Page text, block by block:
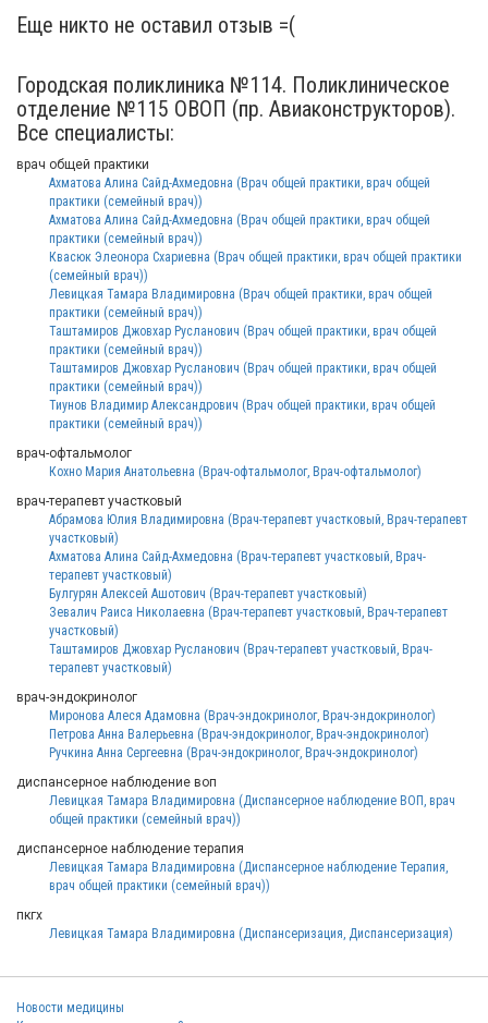
Еще никто не оставил отзыв =(
Городская поликлиника №114. Поликлиническое
отделение №115 ОВОП (пр. Авиаконструкторов).
Все специалисты:
врач общей практики
Ахматова Алина Сайд-Ахмедовна (Врач общей практики, врач общей
практики (семейный врач))
Ахматова Алина Сайд-Ахмедовна (Врач общей практики, врач общей
практики (семейный врач))
Квасюк Элеонора Схариевна (Врач общей практики, врач общей практики
(семейный врач))
Левицкая Тамара Владимировна (Врач общей практики, врач общей
практики (семейный врач))
Таштамиров Джовхар Русланович (Врач общей практики, врач общей
практики (семейный врач))
Таштамиров Джовхар Русланович (Врач общей практики, врач общей
практики (семейный врач))
Тиунов Владимир Александрович (Врач общей практики, врач общей
практики (семейный врач))
врач-офтальмолог
Кохно Мария Анатольевна (Врач-офтальмолог, Врач-офтальмолог)
врач-терапевт участковый
Абрамова Юлия Владимировна (Врач-терапевт участковый, Врач-терапевт
участковый)
Ахматова Алина Сайд-Ахмедовна (Врач-терапевт участковый, Врач-
терапевт участковый)
Булгурян Алексей Ашотович (Врач-терапевт участковый)
Зевалич Раиса Николаевна (Врач-терапевт участковый, Врач-терапевт
участковый)
Таштамиров Джовхар Русланович (Врач-терапевт участковый, Врач-
терапевт участковый)
врач-эндокринолог
Миронова Алеся Адамовна (Врач-эндокринолог, Врач-эндокринолог)
Петрова Анна Валерьевна (Врач-эндокринолог, Врач-эндокринолог)
Ручкина Анна Сергеевна (Врач-эндокринолог, Врач-эндокринолог)
диспансерное наблюдение воп
Левицкая Тамара Владимировна (Диспансерное наблюдение ВОП, врач
общей практики (семейный врач))
диспансерное наблюдение терапия
Левицкая Тамара Владимировна (Диспансерное наблюдение Терапия,
врач общей практики (семейный врач))
пкгх
Левицкая Тамара Владимировна (Диспансеризация, Диспансеризация)
Новости медицины